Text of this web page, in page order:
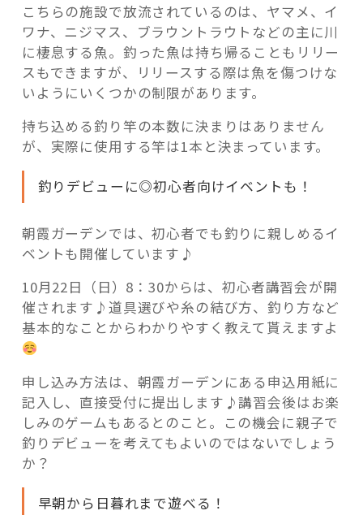
こちらの施設で放流されているのは、ヤマメ、イ
ワナ、ニジマス、ブラウントラウトなどの主に川
に棲息する魚。釣った魚は持ち帰ることもリリー
スもできますが、リリースする際は魚を傷つけな
いようにいくつかの制限があります。
持ち込める釣り竿の本数に決まりはありません
が、実際に使用する竿は1本と決まっています。
釣りデビューに◎初心者向けイベントも！
朝霞ガーデンでは、初心者でも釣りに親しめるイ
ベントも開催しています♪
10月22日（日）8：30からは、初心者講習会が開
催されます♪道具選びや糸の結び方、釣り方など
基本的なことからわかりやすく教えて貰えますよ
申し込み方法は、朝霞ガーデンにある申込用紙に
記入し、直接受付に提出します♪講習会後はお楽
しみのゲームもあるとのこと。この機会に親子で
釣りデビューを考えてもよいのではないでしょう
か？
早朝から日暮れまで遊べる！